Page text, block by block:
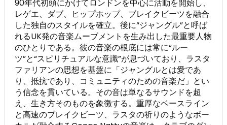
90年代初頭にかけてロンドンを中心に活動を開始し、
レゲエ、ダブ、ヒップホップ、ブレイクビーツを融合
した独自のスタイルを確立。後に“ジャングル”と呼ば
れるUK発の音楽ムーブメントを生み出した最重要人物
のひとりである。彼の音楽の根底には常に“ルー
ツ”と“スピリチュアルな意識”が息づいており、ラスタ
ファリアンの思想を基盤に「ジャングルとは愛であ
り、抵抗であり、コミュニティのための音楽だ」とい
う信念を貫いている。その音は単なるサウンドを超
え、生き方そのものを象徴する。重厚なベースライン
と高速のブレイクビーツ、ラスタの祈りのようなボー